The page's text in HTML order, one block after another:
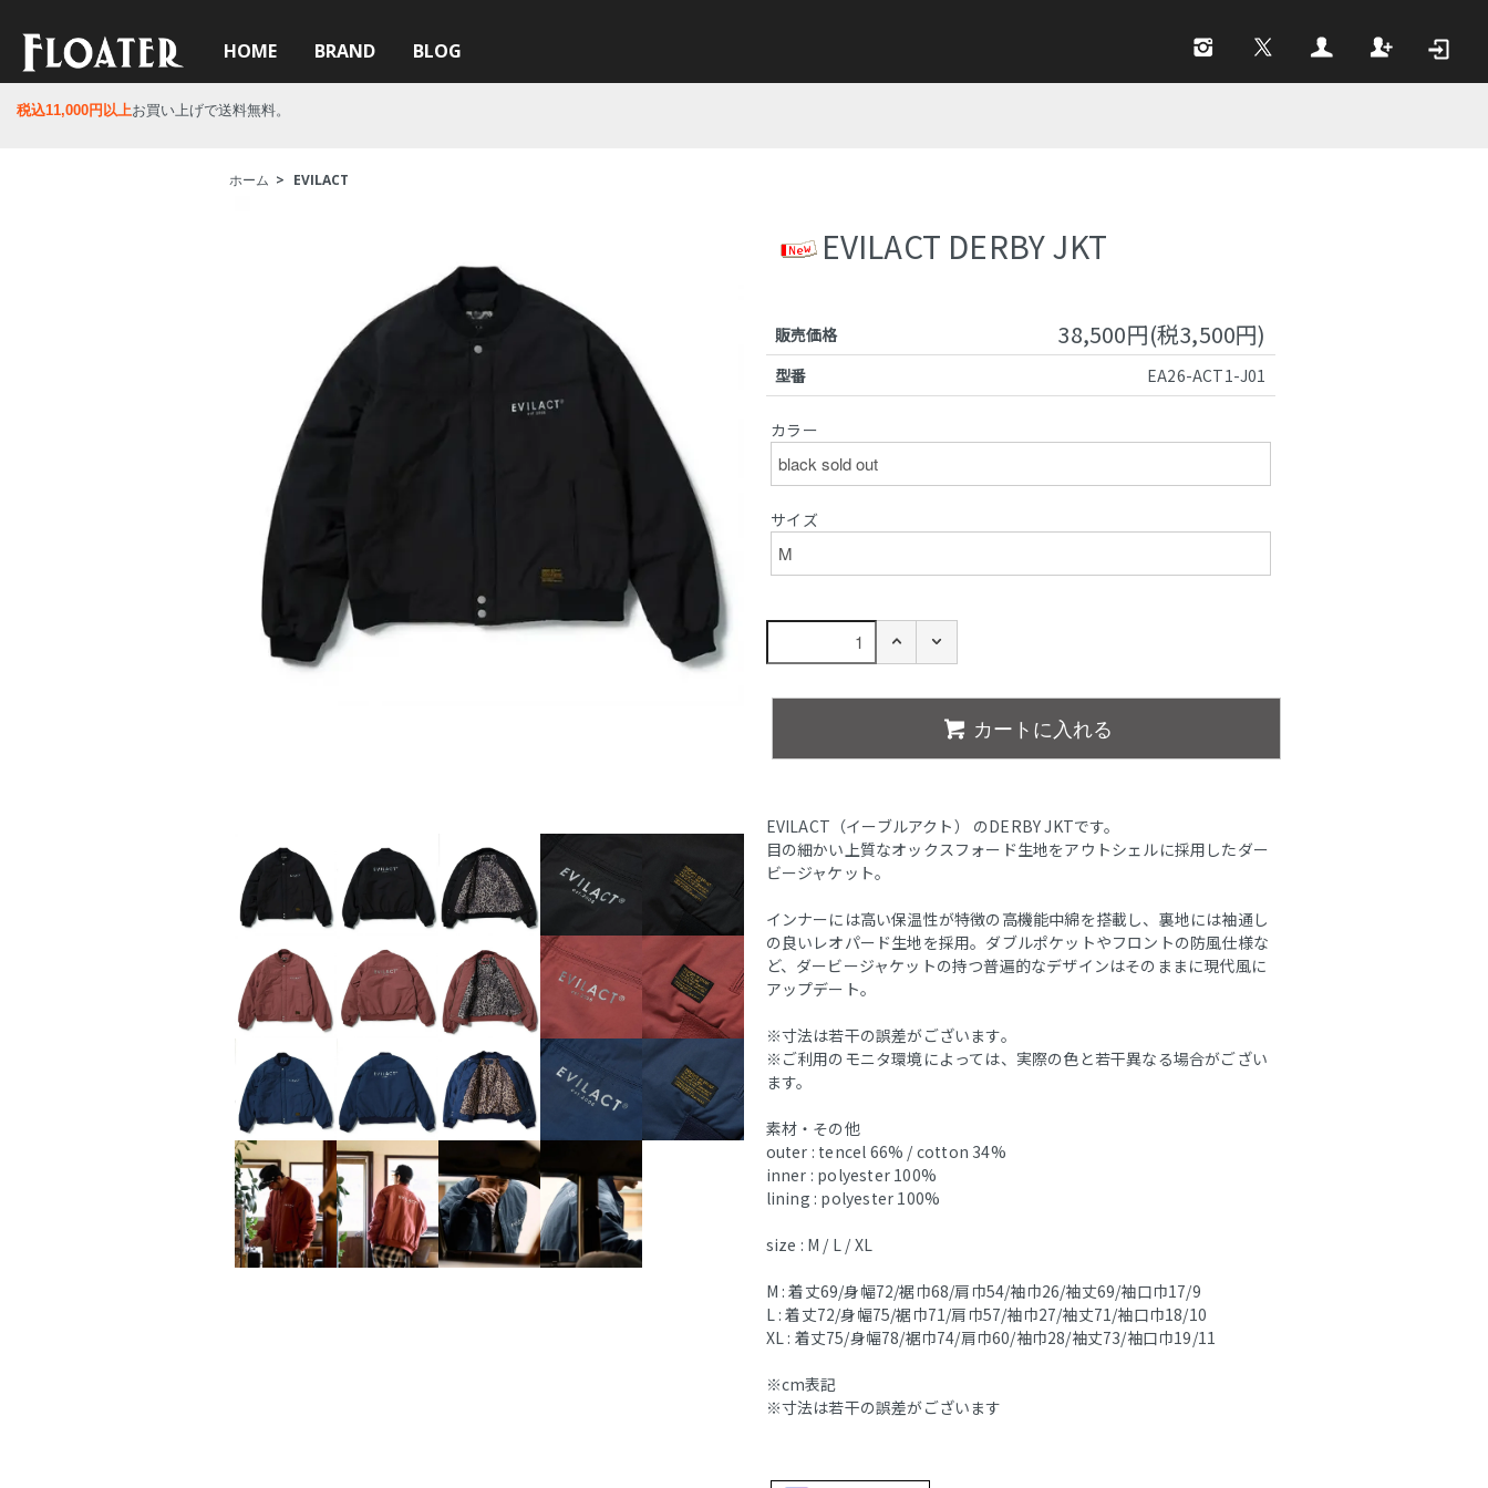
HOME BRAND BLOG
税込11,000円以上お買い上げで送料無料。
ホーム > EVILACT
EVILACT DERBY JKT
販売価格 38,500円(税3,500円)
型番 EA26-ACT1-J01
カラー
サイズ
カートに入れる
EVILACT（イーブルアクト） のDERBY JKTです。
目の細かい上質なオックスフォード生地をアウトシェルに採用したダー
ビージャケット。
インナーには高い保温性が特徴の高機能中綿を搭載し、裏地には袖通し
の良いレオパード生地を採用。ダブルポケットやフロントの防風仕様な
ど、ダービージャケットの持つ普遍的なデザインはそのままに現代風に
アップデート。
※寸法は若干の誤差がございます。
※ご利用のモニタ環境によっては、実際の色と若干異なる場合がござい
ます。
素材・その他
outer : tencel 66% / cotton 34%
inner : polyester 100%
lining : polyester 100%
size : M / L / XL
M : 着丈69/身幅72/裾巾68/肩巾54/袖巾26/袖丈69/袖口巾17/9
L : 着丈72/身幅75/裾巾71/肩巾57/袖巾27/袖丈71/袖口巾18/10
XL : 着丈75/身幅78/裾巾74/肩巾60/袖巾28/袖丈73/袖口巾19/11
※cm表記
※寸法は若干の誤差がございます